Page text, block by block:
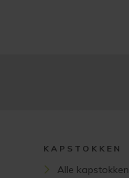
KAPSTOKKEN
Alle kapstokken